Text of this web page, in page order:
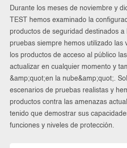
Durante los meses de noviembre y
TEST hemos examinado la
productos de seguridad destinados
pruebas siempre hemos utilizado las
los productos de acceso al público
actualizar en cualquier momento y
&amp;quot;en la nube&amp;quot;.
escenarios de pruebas realistas y
productos contra las amenazas
tenido que demostrar sus
funciones y niveles de protección.